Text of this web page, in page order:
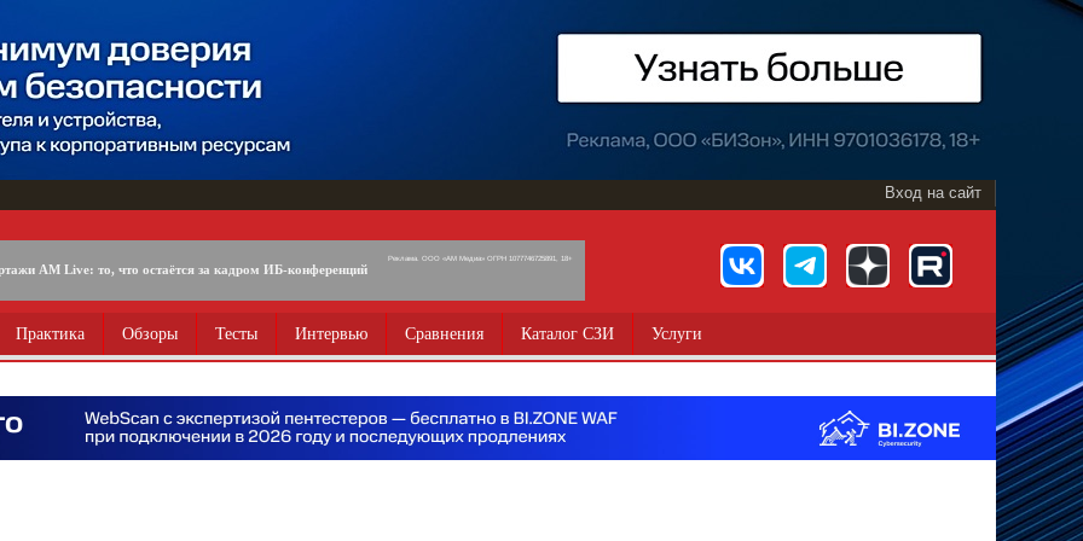
Вход на сайт
AM Live: то, что остаётся за кадром ИБ-конференций
Реклама. ООО «АМ Медиа» ОГРН 1077746725891, 18+
Практика Обзоры Тесты Интервью Сравнения Каталог СЗИ Услуги